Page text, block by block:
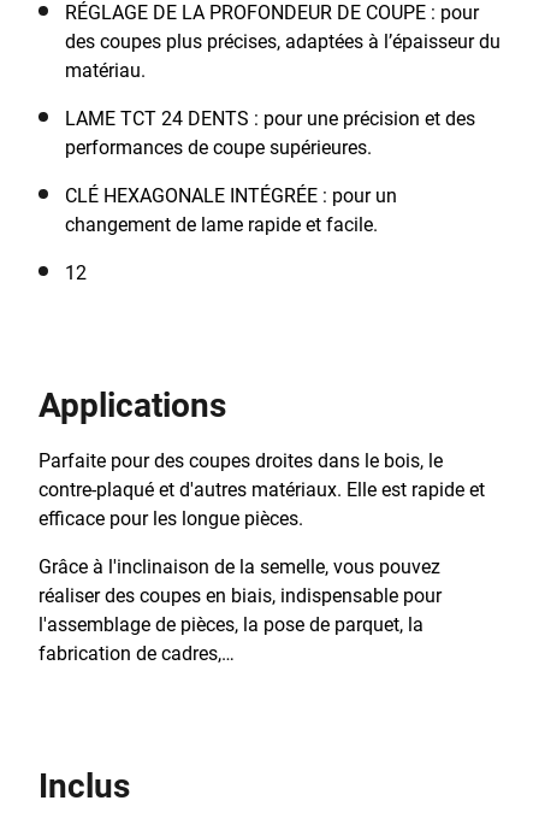
RÉGLAGE DE LA PROFONDEUR DE COUPE : pour
des coupes plus précises, adaptées à l’épaisseur du
matériau.
LAME TCT 24 DENTS : pour une précision et des
performances de coupe supérieures.
CLÉ HEXAGONALE INTÉGRÉE : pour un
changement de lame rapide et facile.
12
Applications
Parfaite pour des coupes droites dans le bois, le
contre-plaqué et d'autres matériaux. Elle est rapide et
efficace pour les longue pièces.
Grâce à l'inclinaison de la semelle, vous pouvez
réaliser des coupes en biais, indispensable pour
l'assemblage de pièces, la pose de parquet, la
fabrication de cadres,…
Inclus